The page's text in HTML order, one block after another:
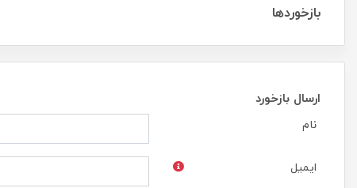
بازخوردها
ارسال بازخورد
نام
ایمیل